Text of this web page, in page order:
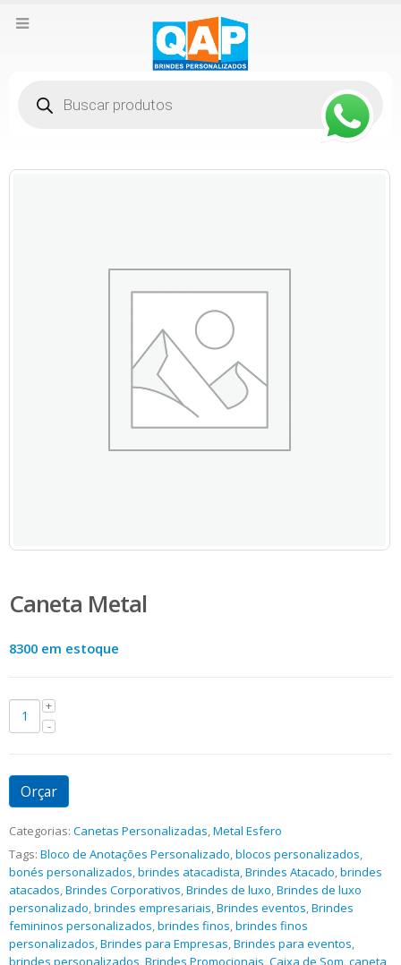
produtos
Caneta Metal
8300 em estoque
Orçar
Categorias: Canetas Personalizadas,Metal Esfero
Tags: Bloco de Anotações Personalizado,blocos personalizados,
bonés personalizados,brindes atacadista,Brindes Atacado,brindes
atacados,Brindes Corporativos,Brindes de luxo,Brindes de luxo
personalizado,brindes empresariais,Brindes eventos,Brindes
femininos personalizados,brindes finos,brindes finos
personalizados,Brindes para Empresas,Brindes para eventos,
brindes personalizados,Brindes Promocionais,Caixa de Som,caneta